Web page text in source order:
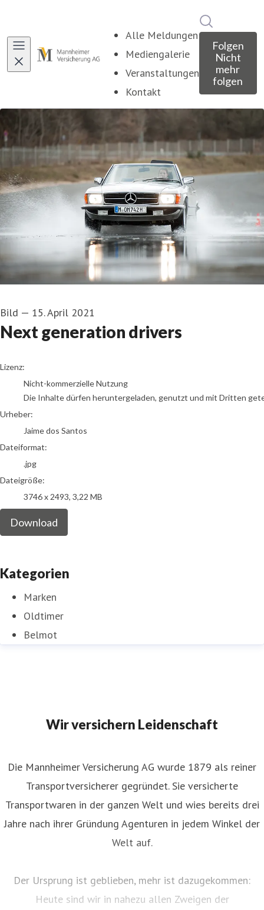
Alle Meldungen
Mediengalerie
Veranstaltungen
Kontakt
Folgen
Nicht
mehr
folgen
Bild — 15. April 2021
Next generation drivers
Jaime dos Santos
Lizenz:
Nicht-kommerzielle Nutzung
Die Inhalte dürfen heruntergeladen, genutzt und mit Dritten
Urheber:
Jaime dos Santos
Dateiformat:
.jpg
Dateigröße:
3746 x 2493, 3,22 MB
Download
Kategorien
Marken
Oldtimer
Belmot
Wir versichern Leidenschaft
Die Mannheimer Versicherung AG wurde 1879 als reiner
Transportversicherer gegründet. Sie versicherte
Transportwaren in der ganzen Welt und wies bereits drei
Jahre nach ihrer Gründung Agenturen in jedem Winkel der
Welt auf.
Der Ursprung ist geblieben, mehr ist dazugekommen:
Heute sind wir in nahezu allen Zweigen der